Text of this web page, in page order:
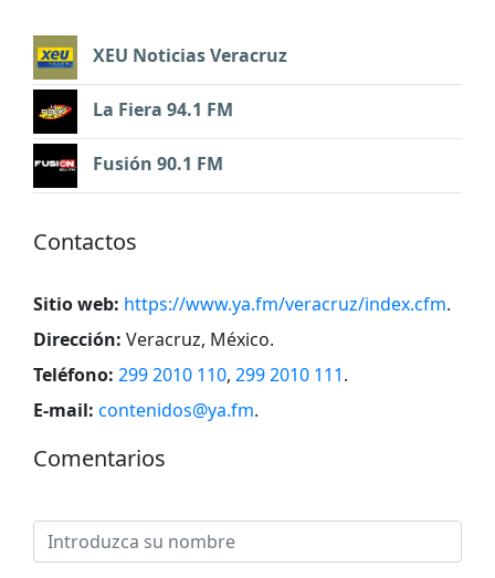
XEU Noticias Veracruz
La Fiera 94.1 FM
Fusión 90.1 FM
Contactos
Sitio web: https://www.ya.fm/veracruz/index.cfm.
Dirección: Veracruz, México.
Teléfono: 299 2010 110, 299 2010 111.
E-mail: contenidos@ya.fm.
Comentarios